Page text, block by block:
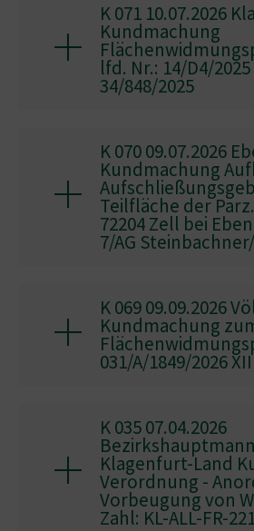
K 071 10.07.2026
Kundmachung
lfd. Nr.: 14/D4/
34/848/2025
K 070 09.07.2026
Kundmachung
Teilfläche der
72204 Zell bei
7/AG
K 069 09.09.2026
Kundmachung
031/A/1849/2026 XII
K 035 07.04.2026
Klagenfurt-Land
Verordnung -
Vorbeugung von
Zahl: KL-ALL-FR-